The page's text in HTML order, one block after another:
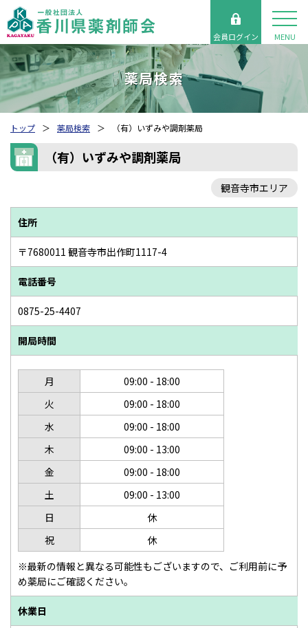
会員ログイン MENU
薬局検索
トップ 薬局検索 （有）いずみや調剤薬局
（有）いずみや調剤薬局
観音寺市エリア
住所
〒7680011 観音寺市出作町1117-4
電話番号
0875-25-4407
開局時間
月
09:00 - 18:00
火
09:00 - 18:00
水
09:00 - 18:00
木
09:00 - 13:00
金
09:00 - 18:00
土
09:00 - 13:00
日
休
祝
休
※最新の情報と異なる可能性もございますので、ご利用前に予
め薬局にご確認ください。
休業日